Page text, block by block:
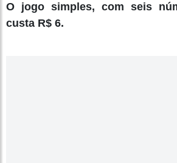
O jogo simples, com seis
custa R$ 6.